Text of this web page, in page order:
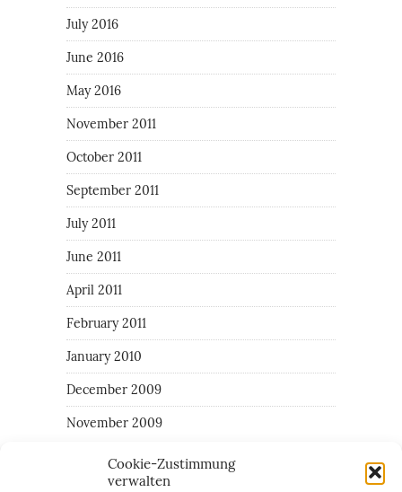
Cookie-Zustimmung
verwalten
July 2016
June 2016
May 2016
November 2011
October 2011
September 2011
July 2011
June 2011
April 2011
February 2011
January 2010
December 2009
November 2009
CATEGORIES